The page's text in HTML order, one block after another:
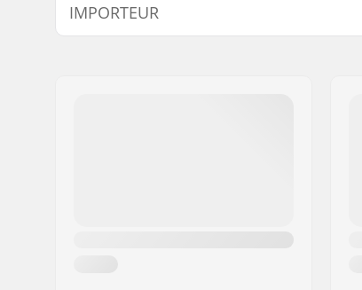
Wieldiameter:
Band breedte:
IMPORTEUR